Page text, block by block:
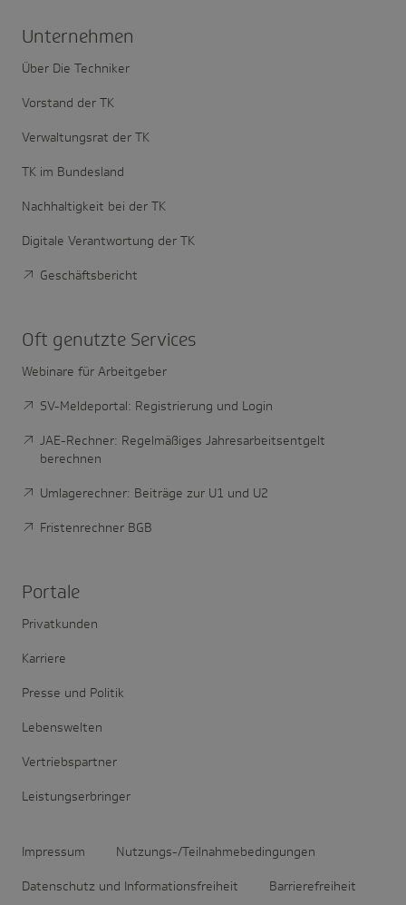
Unter­nehmen
Über Die Techniker
Vorstand der TK
Verwaltungsrat der TK
TK im Bundesland
Nachhaltigkeit bei der TK
Digitale Verantwortung der TK
Geschäftsbericht
Oft genutzte Services
Webinare für Arbeitgeber
SV-Meldeportal: Registrierung und Login
JAE-Rechner: Regelmäßiges Jahresarbeitsentgelt
berechnen
Umlagerechner: Beiträge zur U1 und U2
Fristenrechner BGB
Portale
Privatkunden
Karriere
Presse und Politik
Lebenswelten
Vertriebspartner
Leistungserbringer
Impressum Nutzungs-/Teilnahmebedingungen
Datenschutz und Informationsfreiheit Barrierefreiheit